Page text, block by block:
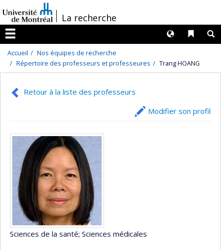
au
contenu
/La recherche
Menu
Liens
Langues
Accueil
Nos équipes de recherche
Répertoire des professeurs et professeures
Trang HOANG
Retour à la liste des professeurs
Modifier son profil
Sciences de la santé; Sciences médicales